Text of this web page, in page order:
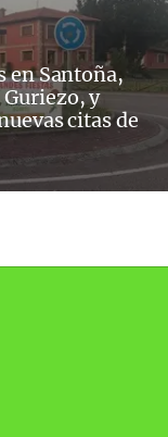
en Santoña,
y
citas de